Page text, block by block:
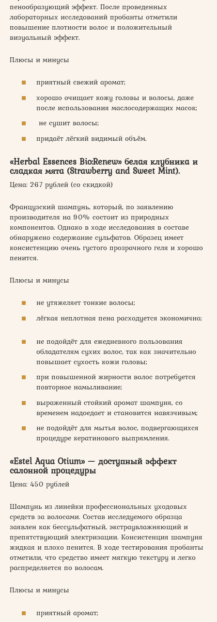
пенообразующий эффект. После проведенных
лабораторных исследований пробанты отметили
повышение плотности волос и положительный
визуальный эффект.
Плюсы и минусы
приятный свежий аромат;
хорошо очищает кожу головы и волосы, даже
после использования маслосодержащих масок;
не сушит волосы;
придаёт лёгкий видимый объём.
«Herbal Essences Bio:Renew» белая клубника и
сладкая мята (Strawberry and Sweet Mint).
Цена: 267 рублей (со скидкой)
Французский шампунь, который, по заявлению
производителя на 90% состоит из природных
компонентов. Однако в ходе исследования в составе
обнаружено содержание сульфатов. Образец имеет
консистенцию очень густого прозрачного геля и хорошо
пенится.
Плюсы и минусы
не утяжеляет тонкие волосы;
лёгкая неплотная пена расходуется экономично;
не подойдёт для ежедневного пользования
обладателям сухих волос, так как значительно
повышает сухость кожи головы;
при повышенной жирности волос потребуется
повторное намыливание;
выраженный стойкий аромат шампуня, со
временем надоедает и становится навязчивым;
не подойдёт для мытья волос, подвергающихся
процедуре кератинового выпрямления.
«Estel Aqua Otium» — доступный эффект
салонной процедуры
Цена: 450 рублей
Шампунь из линейки профессиональных уходовых
средств за волосами. Состав исследуемого образца
заявлен как бессульфатный, экстраувлажняющий и
препятствующий электризации. Консистенция шампуня
жидкая и плохо пенится. В ходе тестирования пробанты
отметили, что средство имеет мягкую текстуру и легко
распределяется по волосам.
Плюсы и минусы
приятный аромат;